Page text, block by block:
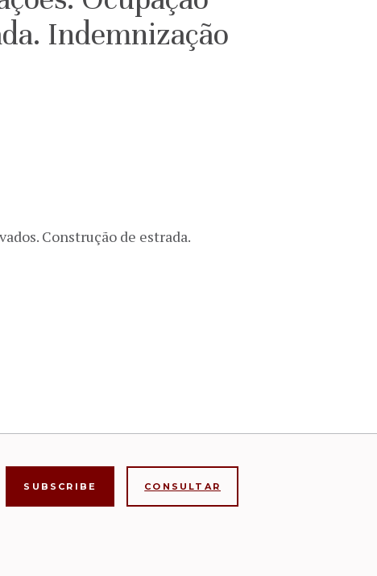
Indemnização
Construção de estrada.
CONSULTAR